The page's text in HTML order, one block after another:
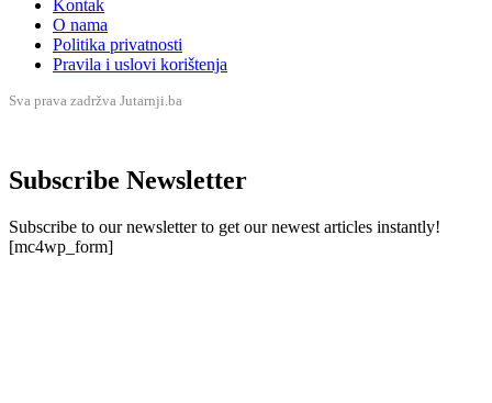
Kontak
O nama
Politika privatnosti
Pravila i uslovi korištenja
Sva prava zadržva Jutarnji.ba
Subscribe Newsletter
Subscribe to our newsletter to get our newest articles instantly!
[mc4wp_form]